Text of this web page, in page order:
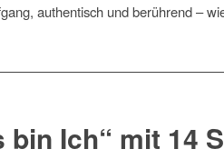
authentisch und berührend –
Ich“ mit 14